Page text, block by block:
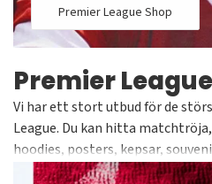
Premier League Shop
Premier League
Vi har ett stort utbud för de
League. Du kan hitta
hoodies, posters, kepsar,
artiklar till bra priser och